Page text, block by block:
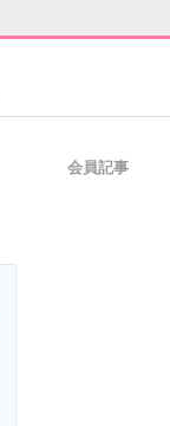
会員記事